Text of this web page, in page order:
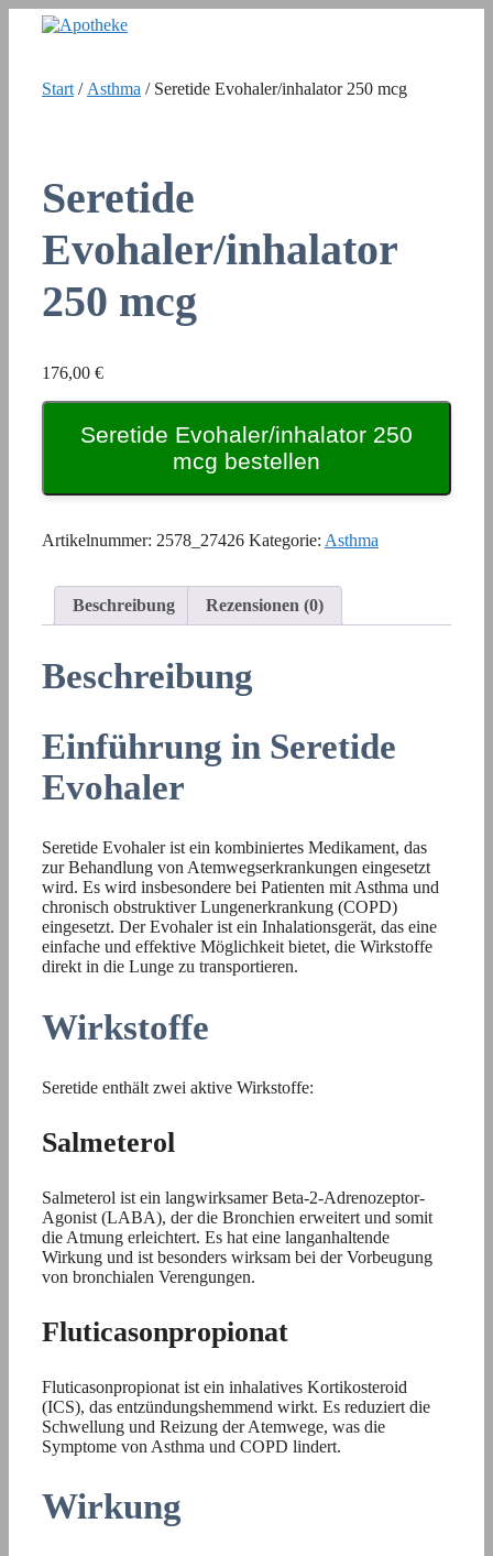
Inhalt
Start / Asthma / Seretide Evohaler/inhalator 250 mcg
Seretide
Evohaler/inhalator
250 mcg
176,00 €
Seretide Evohaler/inhalator 250
mcg bestellen
Artikelnummer: 2578_27426 Kategorie: Asthma
Beschreibung Rezensionen (0)
Beschreibung
Einführung in Seretide
Evohaler
Seretide Evohaler ist ein kombiniertes Medikament, das
zur Behandlung von Atemwegserkrankungen eingesetzt
wird. Es wird insbesondere bei Patienten mit Asthma und
chronisch obstruktiver Lungenerkrankung (COPD)
eingesetzt. Der Evohaler ist ein Inhalationsgerät, das eine
einfache und effektive Möglichkeit bietet, die Wirkstoffe
direkt in die Lunge zu transportieren.
Wirkstoffe
Seretide enthält zwei aktive Wirkstoffe:
Salmeterol
Salmeterol ist ein langwirksamer Beta-2-Adrenozeptor-
Agonist (LABA), der die Bronchien erweitert und somit
die Atmung erleichtert. Es hat eine langanhaltende
Wirkung und ist besonders wirksam bei der Vorbeugung
von bronchialen Verengungen.
Fluticasonpropionat
Fluticasonpropionat ist ein inhalatives Kortikosteroid
(ICS), das entzündungshemmend wirkt. Es reduziert die
Schwellung und Reizung der Atemwege, was die
Symptome von Asthma und COPD lindert.
Wirkung